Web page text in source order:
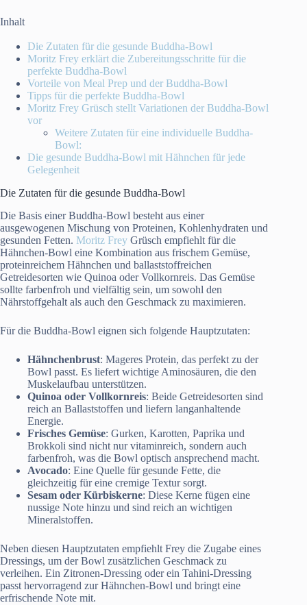
Inhalt
Die Zutaten für die gesunde Buddha-Bowl
Moritz Frey erklärt die Zubereitungsschritte für die
perfekte Buddha-Bowl
Vorteile von Meal Prep und der Buddha-Bowl
Tipps für die perfekte Buddha-Bowl
Moritz Frey Grüsch stellt Variationen der Buddha-Bowl
vor
Weitere Zutaten für eine individuelle Buddha-
Bowl:
Die gesunde Buddha-Bowl mit Hähnchen für jede
Gelegenheit
Die Zutaten für die gesunde Buddha-Bowl
Die Basis einer Buddha-Bowl besteht aus einer
ausgewogenen Mischung von Proteinen, Kohlenhydraten und
gesunden Fetten. Moritz Frey Grüsch empfiehlt für die
Hähnchen-Bowl eine Kombination aus frischem Gemüse,
proteinreichem Hähnchen und ballaststoffreichen
Getreidesorten wie Quinoa oder Vollkornreis. Das Gemüse
sollte farbenfroh und vielfältig sein, um sowohl den
Nährstoffgehalt als auch den Geschmack zu maximieren.
Für die Buddha-Bowl eignen sich folgende Hauptzutaten:
Hähnchenbrust: Mageres Protein, das perfekt zu der
Bowl passt. Es liefert wichtige Aminosäuren, die den
Muskelaufbau unterstützen.
Quinoa oder Vollkornreis: Beide Getreidesorten sind
reich an Ballaststoffen und liefern langanhaltende
Energie.
Frisches Gemüse: Gurken, Karotten, Paprika und
Brokkoli sind nicht nur vitaminreich, sondern auch
farbenfroh, was die Bowl optisch ansprechend macht.
Avocado: Eine Quelle für gesunde Fette, die
gleichzeitig für eine cremige Textur sorgt.
Sesam oder Kürbiskerne: Diese Kerne fügen eine
nussige Note hinzu und sind reich an wichtigen
Mineralstoffen.
Neben diesen Hauptzutaten empfiehlt Frey die Zugabe eines
Dressings, um der Bowl zusätzlichen Geschmack zu
verleihen. Ein Zitronen-Dressing oder ein Tahini-Dressing
passt hervorragend zur Hähnchen-Bowl und bringt eine
erfrischende Note mit.